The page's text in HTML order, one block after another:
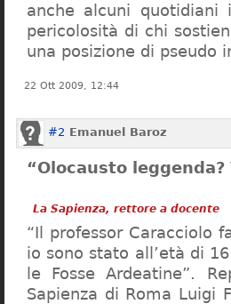
anche alcuni quotidiani
pericolosità di chi
una posizione di pseudo
22 Ott 2009, 12:44
#2 Emanuel Baroz
“Olocausto leggenda?
La Sapienza, rettore a docente
“Il professor Caracciolo
io sono stato all’età di
le Fosse Ardeatine”.
Sapienza di Roma Luigi